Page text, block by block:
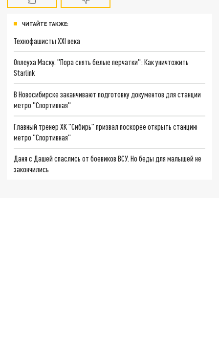
ЧИТАЙТЕ ТАКЖЕ:
Технофашисты XXI века
Оплеуха Маску. "Пора снять белые перчатки": Как уничтожить
Starlink
В Новосибирске заканчивают подготовку документов для станции
метро "Спортивная"
Главный тренер ХК "Сибирь" призвал поскорее открыть станцию
метро "Спортивная"
Даня с Дашей спаслись от боевиков ВСУ. Но беды для малышей не
закончились